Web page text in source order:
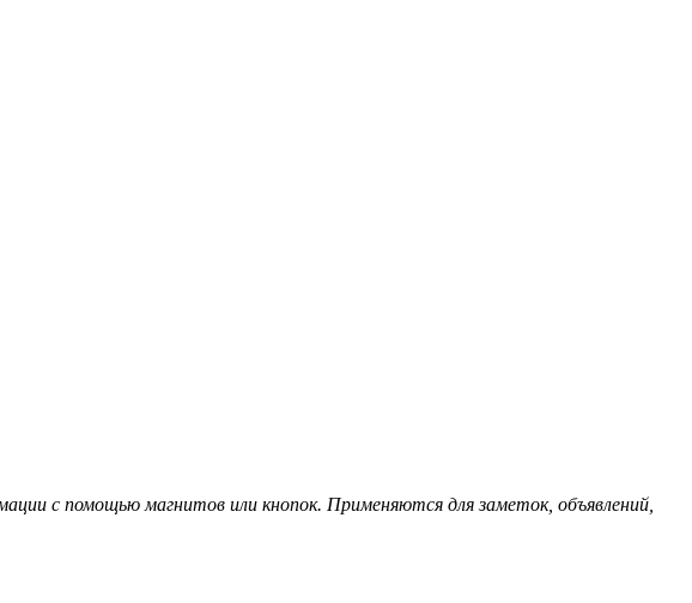
с помощью магнитов или кнопок. Применяются для заметок, объявлений,